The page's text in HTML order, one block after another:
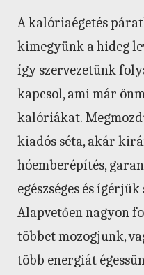
A kalóriaégetés
kimegyünk a hideg
így szervezetünk
kapcsol, ami már
kalóriákat.
kiadós séta, akár
hóemberépítés,
egészséges és
Alapvetően nagyon
többet mozogjunk,
több energiát